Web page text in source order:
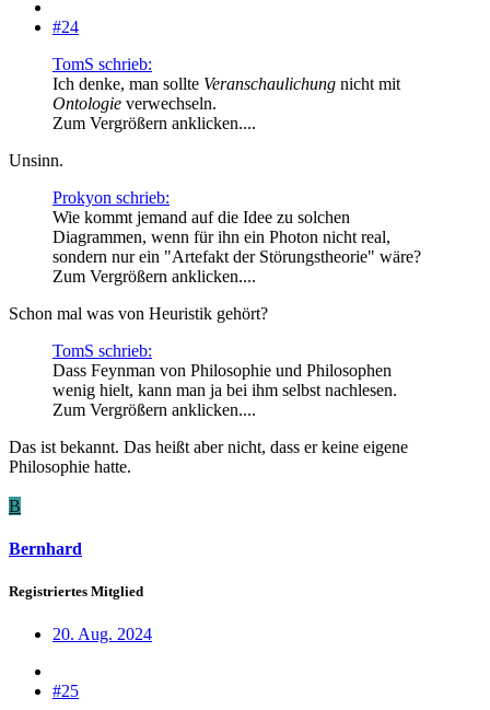
#24
TomS schrieb:
Ich denke, man sollte Veranschaulichung nicht mit
Ontologie verwechseln.
Zum Vergrößern anklicken....
Unsinn.
Prokyon schrieb:
Wie kommt jemand auf die Idee zu solchen
Diagrammen, wenn für ihn ein Photon nicht real,
sondern nur ein "Artefakt der Störungstheorie" wäre?
Zum Vergrößern anklicken....
Schon mal was von Heuristik gehört?
TomS schrieb:
Dass Feynman von Philosophie und Philosophen
wenig hielt, kann man ja bei ihm selbst nachlesen.
Zum Vergrößern anklicken....
Das ist bekannt. Das heißt aber nicht, dass er keine eigene
Philosophie hatte.
B
Bernhard
Registriertes Mitglied
20. Aug. 2024
#25